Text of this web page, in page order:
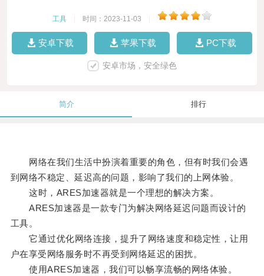
工具 时间：2023-11-03
安卓下载 苹果下载 PC下载
安卓市场，安全绿色
简介 排行
网络在我们生活中扮演着重要的角色，但有时我们会遇
到网络不稳定、延迟高的问题，影响了我们的上网体验。
这时，ARES加速器就是一个理想的解决方案。
ARES加速器是一款专门为解决网络延迟问题而设计的
工具。
它通过优化网络连接，提升了网络速度和稳定性，让用
户在享受网络服务时不再受到网络延迟的困扰。
使用ARES加速器，我们可以畅享流畅的网络体验。